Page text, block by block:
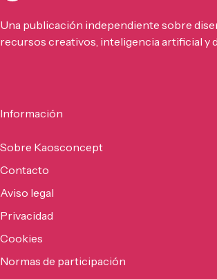
Una publicación independiente sobre
recursos creativos, inteligencia artificial y
Información
Sobre Kaosconcept
Contacto
Aviso legal
Privacidad
Cookies
Normas de participación